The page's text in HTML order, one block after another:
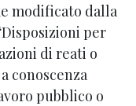
modificato dalla
per
di reati o
conoscenza
pubblico o